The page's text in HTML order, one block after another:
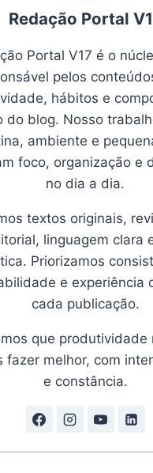
Redação Portal
Portal V17 é o
pelos
hábitos e
do blog. Nosso
ambiente e
foco, organização e
no dia a dia.
textos originais,
linguagem clara
Priorizamos
e experiência
cada publicação.
que produtividade
fazer melhor, com
e constância.